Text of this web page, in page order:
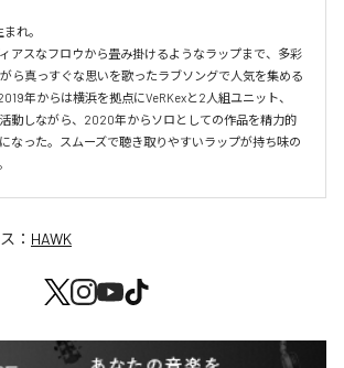
れ。
アスなフロウから畳み掛けるようなラップまで、多彩
ら真っすぐな思いを歌ったラブソングで人気を集める
年からは横浜を拠点にVeRKexと2人組ユニット、
動しながら、2020年からソロとしての作品を精力的
なった。スムーズで聴き取りやすいラップが持ち味の
： HAWK